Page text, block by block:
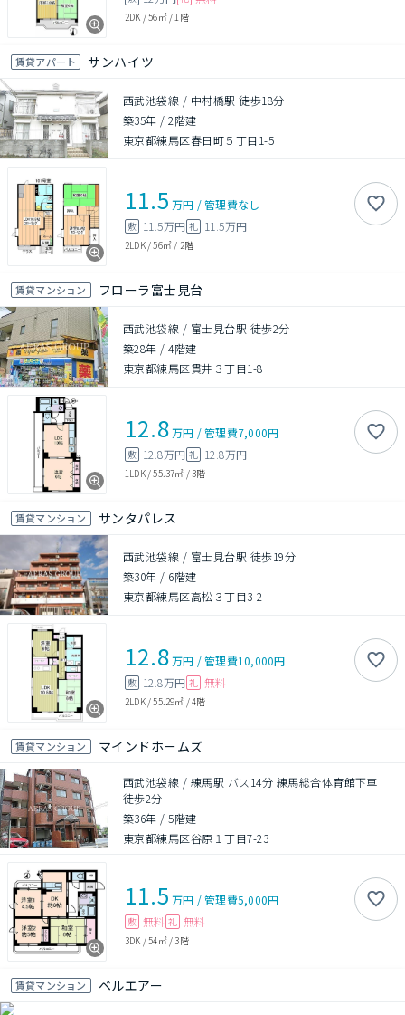
2DK /56㎡/ 1階
賃貸アパート サンハイツ
西武池袋線 / 中村橋駅 徒歩18分
築35年 /2階建
東京都練馬区春日町５丁目1-5
11.5 万円 /管理費なし
敷 11.5万円 礼 11.5万円
2LDK/56㎡ / 2階
賃貸マンション フローラ富士見台
西武池袋線 / 富士見台駅 徒歩2分
築28年 /4階建
東京都練馬区貫井３丁目1-8
12.8万円 /管理費7,000円
敷 12.8万円 礼 12.8万円
1LDK/55.37㎡ /3階
賃貸マンション サンタパレス
西武池袋線 / 富士見台駅 徒歩19分
築30年 / 6階建
東京都練馬区高松３丁目3-2
12.8万円 /管理費10,000円
敷 12.8万円 礼 無料
2LDK/55.29㎡ /4階
賃貸マンション マインドホームズ
西武池袋線 / 練馬駅 バス14分 練馬総合体育館下車
徒歩2分
築36年 /5階建
東京都練馬区谷原１丁目7-23
11.5 万円 /管理費5,000円
敷 無料 礼 無料
3DK /54㎡/3階
賃貸マンション ベルエアー